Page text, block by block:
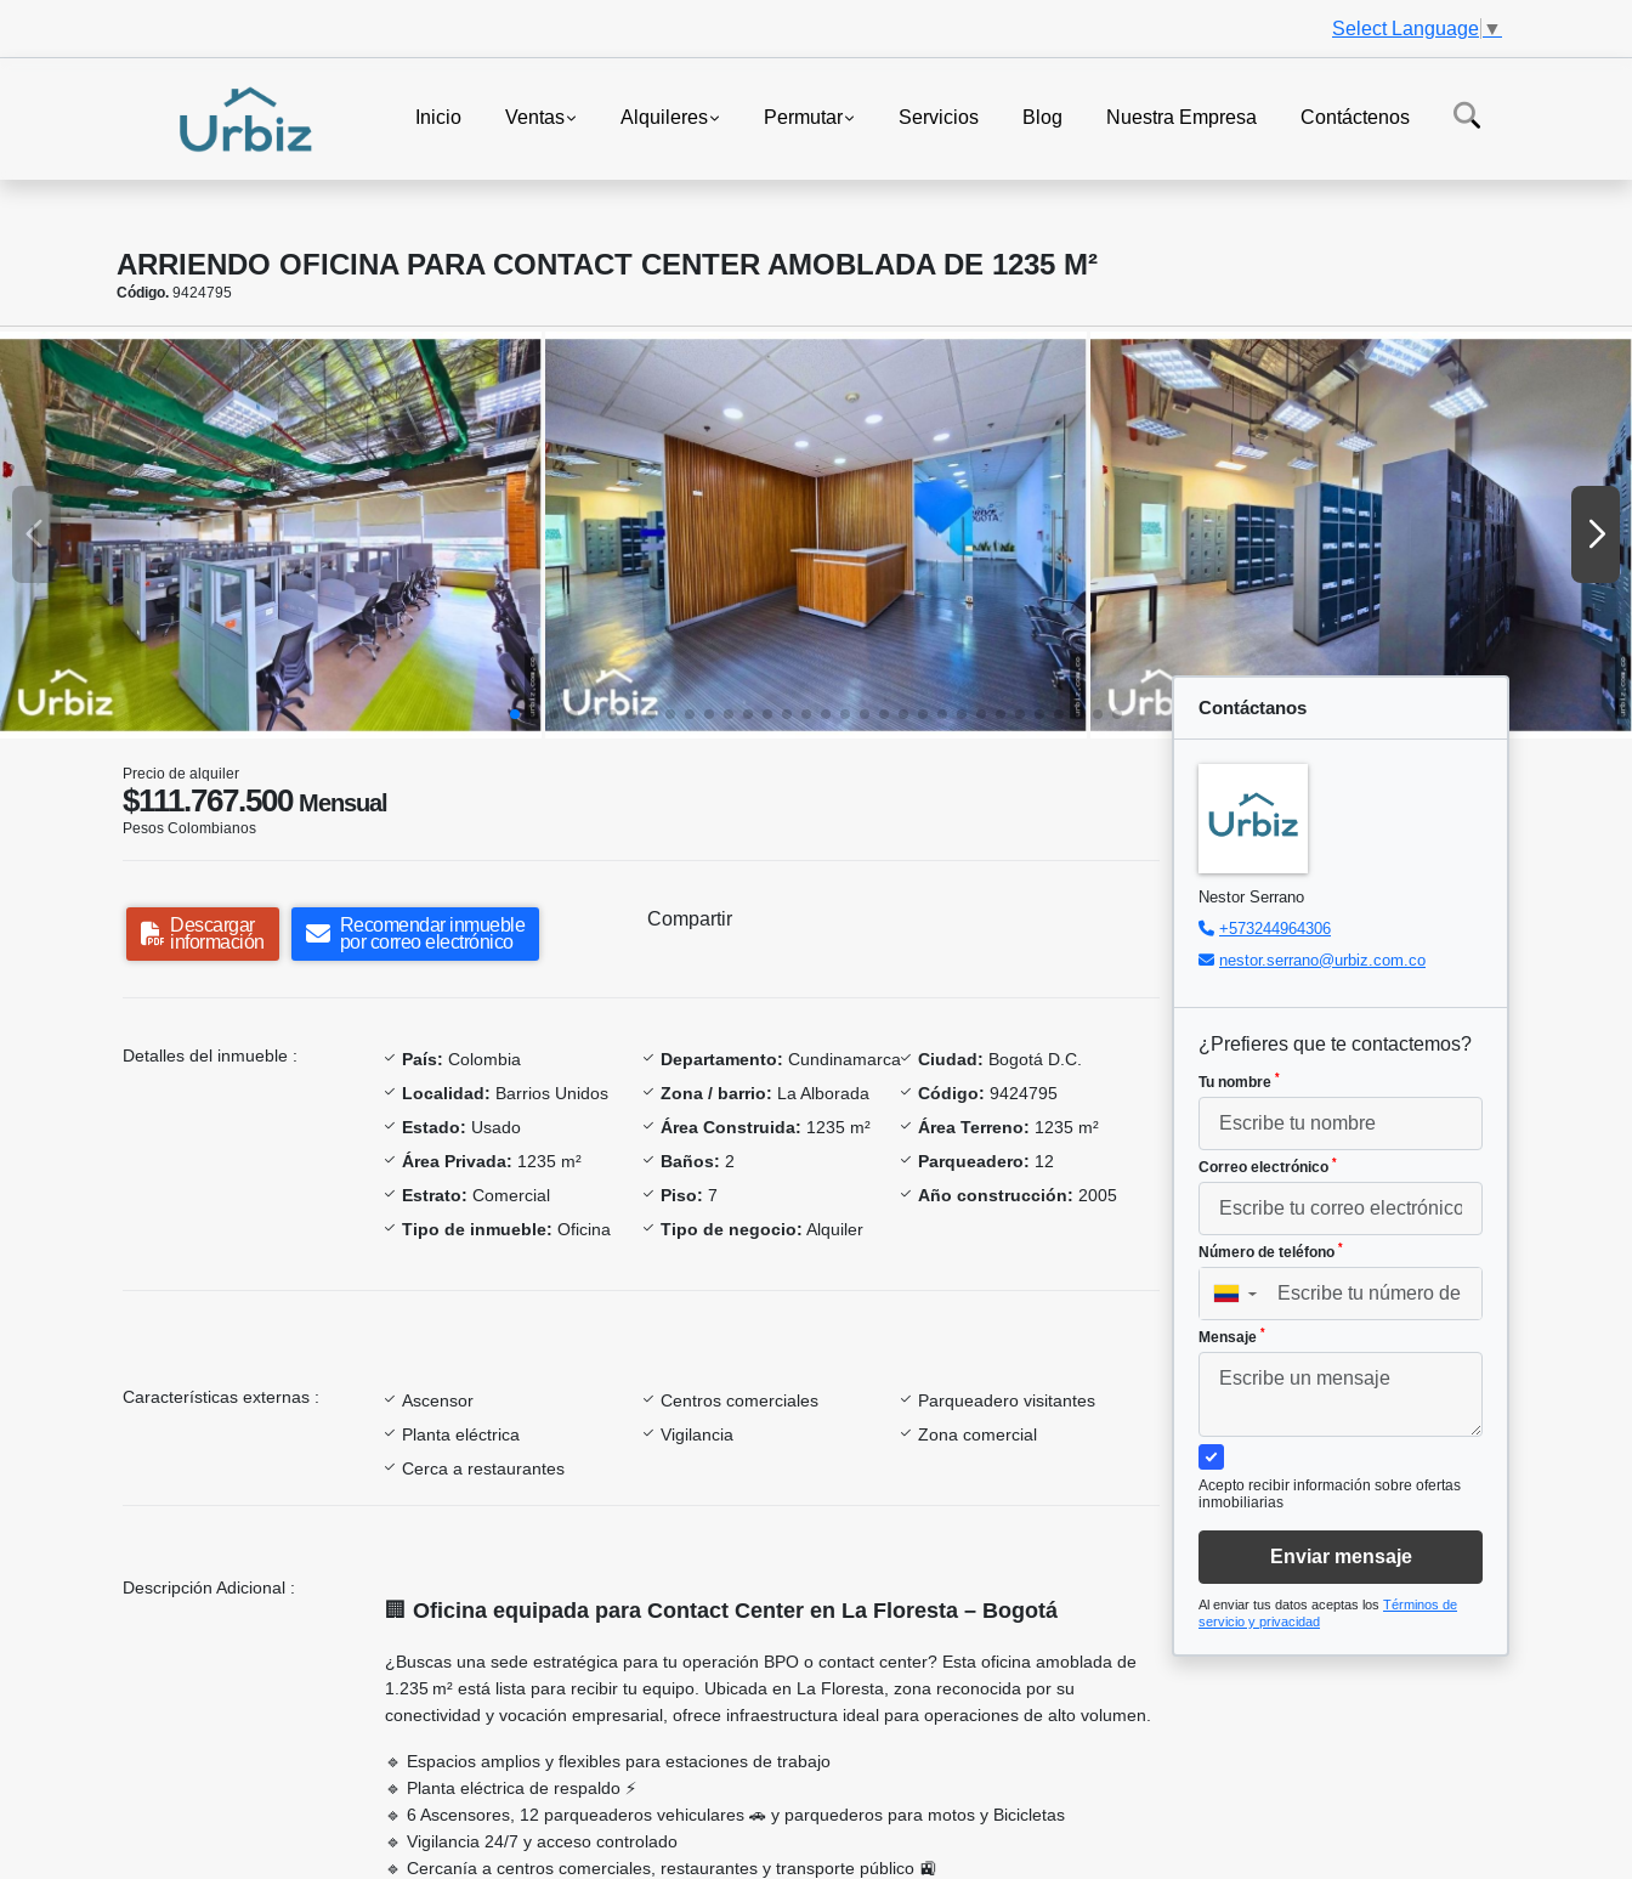
Select Language ▼
Inicio Ventas Alquileres Permutar Servicios Blog Nuestra Empresa Contáctenos
ARRIENDO OFICINA PARA CONTACT CENTER AMOBLADA DE 1235 M²
Código. 9424795
Precio de alquiler
$111.767.500Mensual
Pesos Colombianos
Descargar
información
Recomendar inmueble
por correo electrónico
Compartir
Detalles del inmueble : País: Colombia Departamento: Cundinamarca Ciudad: Bogotá D.C.
Localidad: Barrios Unidos Zona / barrio: La Alborada Código: 9424795
Estado: Usado Área Construida: 1235 m² Área Terreno: 1235 m²
Área Privada: 1235 m² Baños: 2 Parqueadero: 12
Estrato: Comercial Piso: 7 Año construcción: 2005
Tipo de inmueble: Oficina Tipo de negocio: Alquiler
Características externas : Ascensor Centros comerciales
Parqueadero visitantes
Planta eléctrica
Vigilancia
Zona comercial
Cerca a restaurantes
Descripción Adicional :
🏢 Oficina equipada para Contact Center en La Floresta – Bogotá
¿Buscas una sede estratégica para tu operación BPO o contact center? Esta oficina amoblada de
1.235 m² está lista para recibir tu equipo. Ubicada en La Floresta, zona reconocida por su
conectividad y vocación empresarial, ofrece infraestructura ideal para operaciones de alto volumen.
🔹 Espacios amplios y flexibles para estaciones de trabajo
🔹 Planta eléctrica de respaldo ⚡
🔹 6 Ascensores, 12 parqueaderos vehiculares 🚗 y parquederos para motos y Bicicletas
🔹 Vigilancia 24/7 y acceso controlado
🔹 Cercanía a centros comerciales, restaurantes y transporte público 🚉
Contáctanos
Nestor Serrano
+573244964306
nestor.serrano@urbiz.com.co
¿Prefieres que te contactemos?
Tu nombre *
Correo electrónico *
Número de teléfono *
▼
Mensaje *
Acepto recibir información sobre ofertas
inmobiliarias
Enviar mensaje
Al enviar tus datos aceptas los Términos de
servicio y privacidad